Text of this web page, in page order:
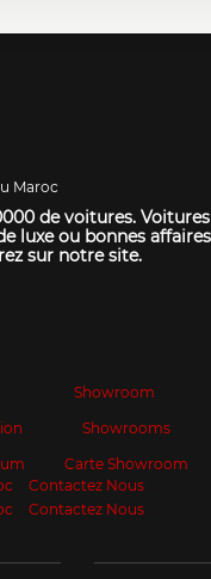
Maroc
de voitures.
luxe ou bonnes
sur notre site.
Showroom
Showrooms
Carte Showroom
Contactez Nous
Contactez Nous